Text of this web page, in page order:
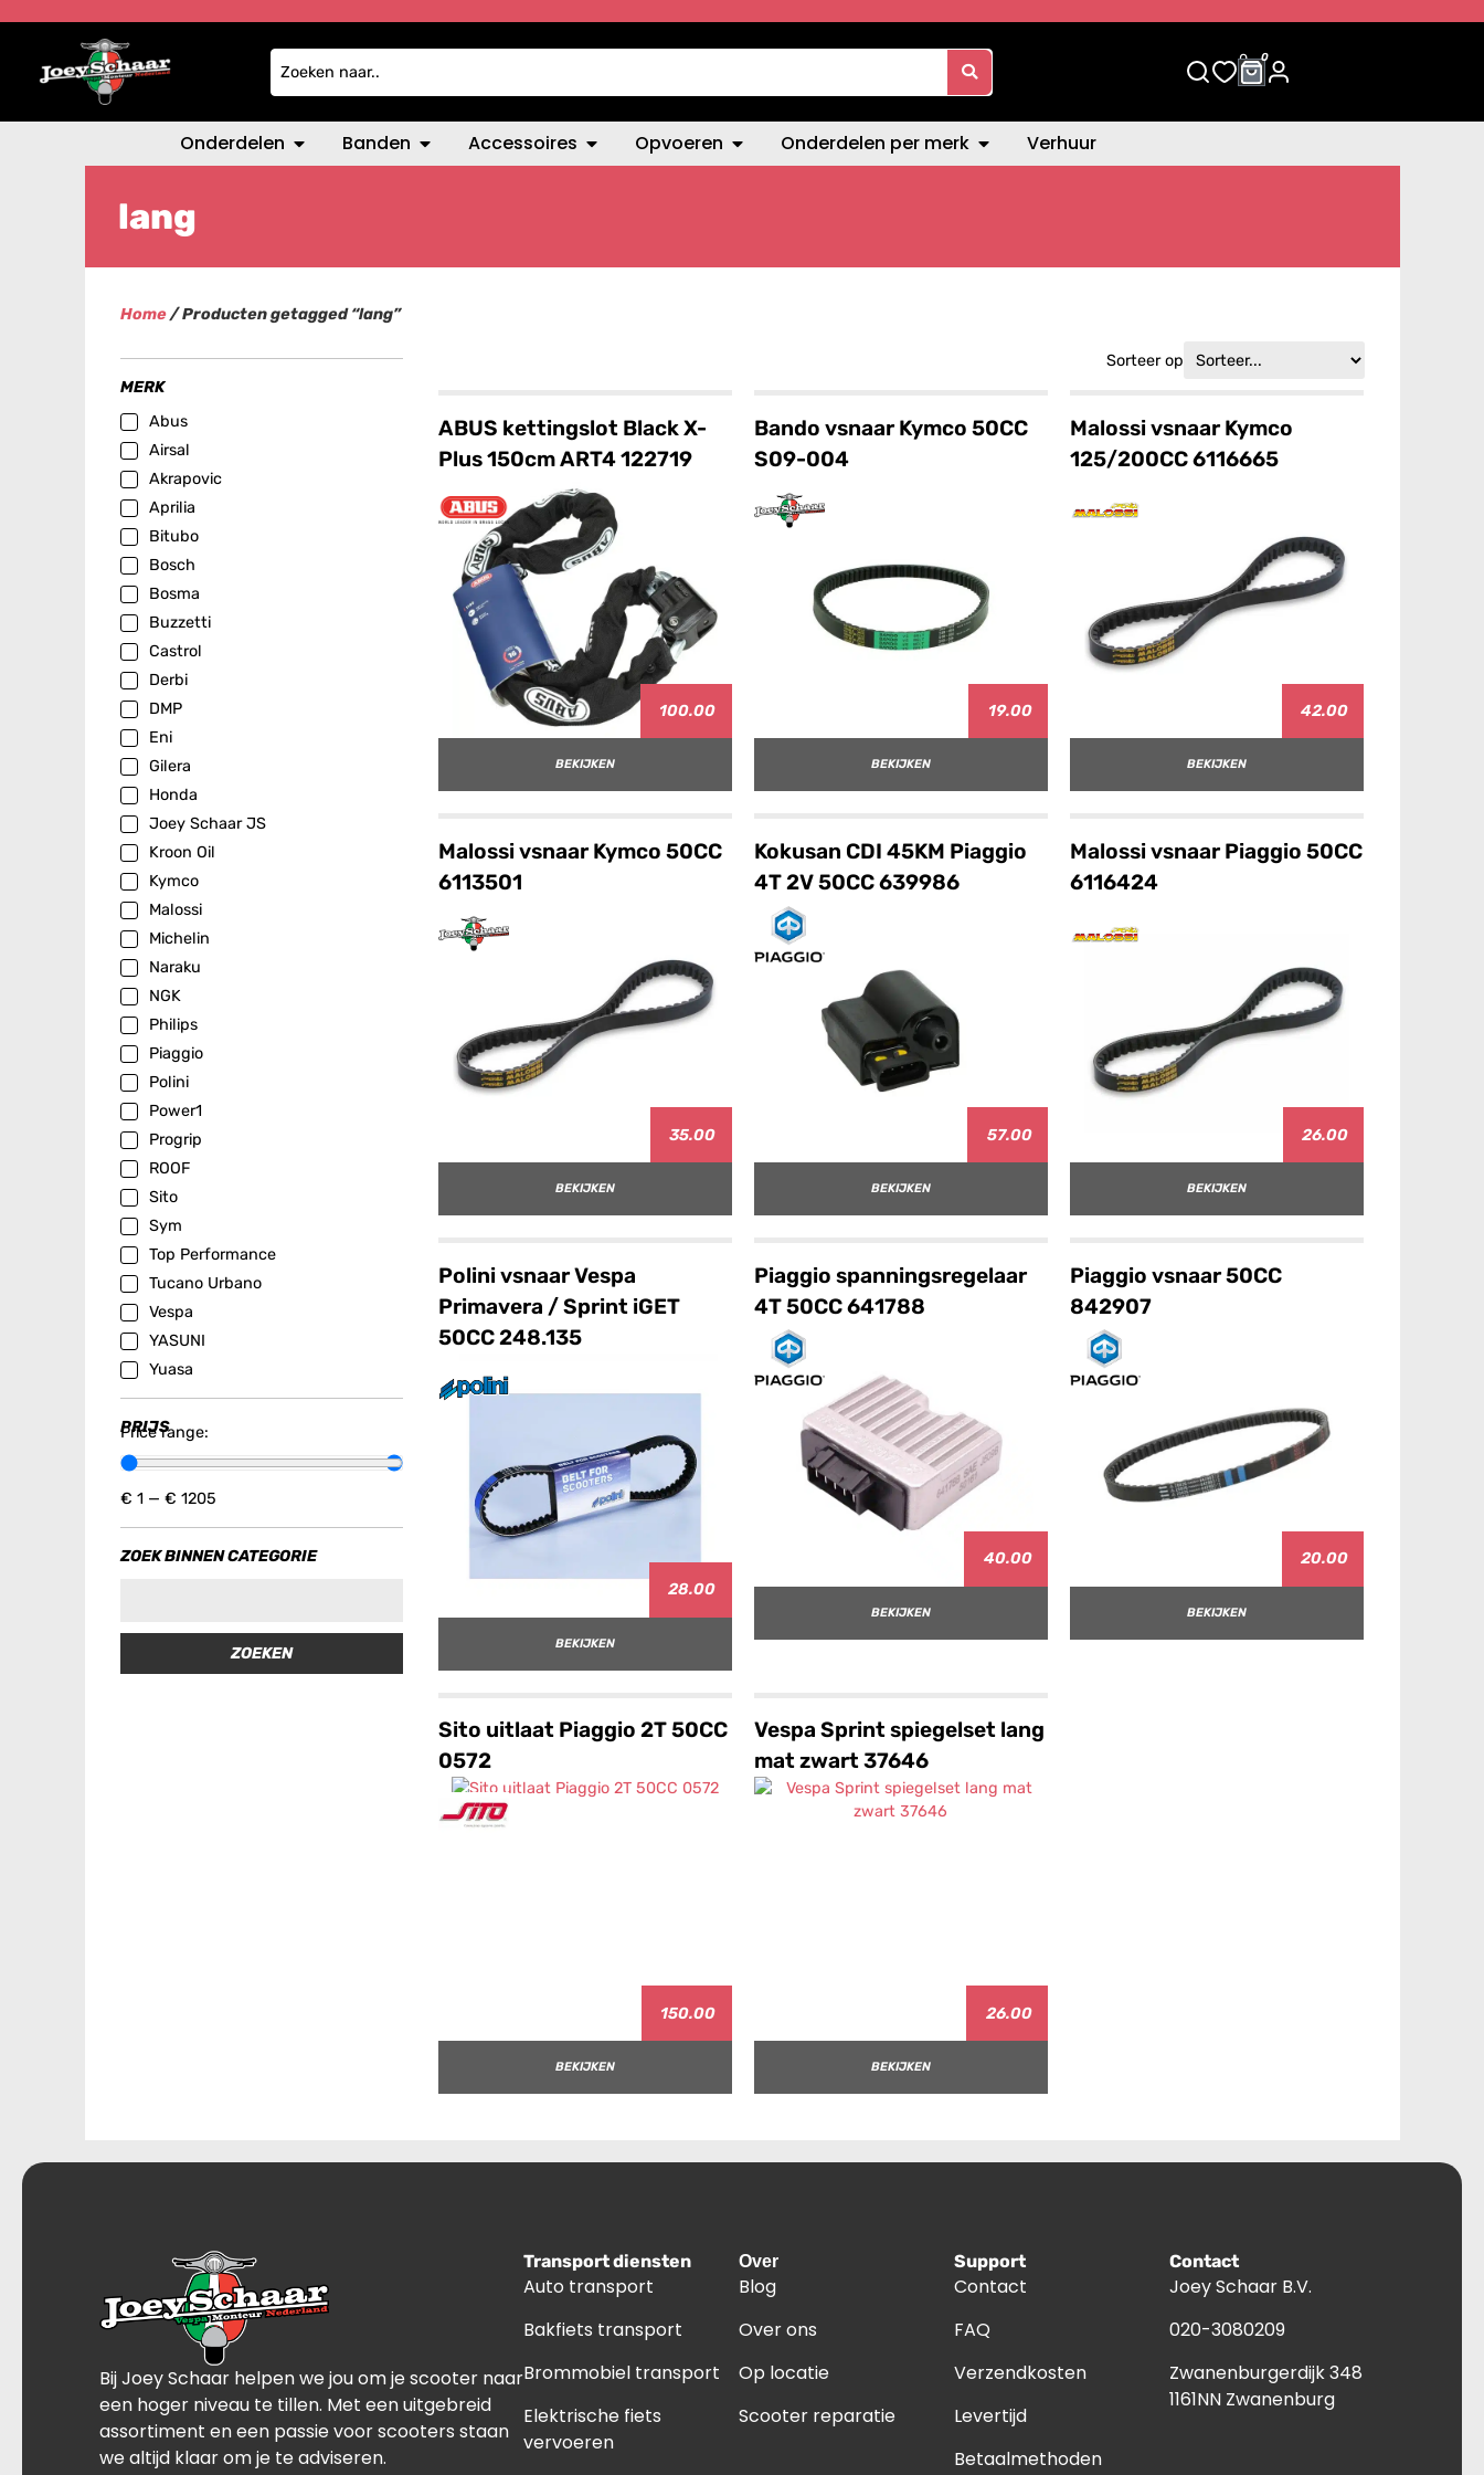
0 0
Onderdelen Banden Accessoires Opvoeren Onderdelen per merk Verhuur
lang
Home/ Producten getagged “lang”
MERK
Abus
Airsal
Akrapovic
Aprilia
Bitubo
Bosch
Bosma
Buzzetti
Castrol
Derbi
DMP
Eni
Gilera
Honda
Joey Schaar JS
Kroon Oil
Kymco
Malossi
Michelin
Naraku
NGK
Philips
Piaggio
Polini
Power1
Progrip
ROOF
Sito
Sym
Top Performance
Tucano Urbano
Vespa
YASUNI
Yuasa
PRIJS
Price range:
€ 1 — € 1205
ZOEK BINNEN CATEGORIE
ZOEKEN
Sorteer op
ABUS kettingslot Black X-
Plus 150cm ART4 122719
100.00
BEKIJKEN
Bando vsnaar Kymco 50CC
S09-004
19.00
BEKIJKEN
Malossi vsnaar Kymco
125/200CC 6116665
42.00
BEKIJKEN
Malossi vsnaar Kymco 50CC
6113501
35.00
BEKIJKEN
Kokusan CDI 45KM Piaggio
4T 2V 50CC 639986
57.00
BEKIJKEN
Malossi vsnaar Piaggio 50CC
6116424
26.00
BEKIJKEN
Polini vsnaar Vespa
Primavera / Sprint iGET
50CC 248.135
28.00
BEKIJKEN
Piaggio spanningsregelaar
4T 50CC 641788
40.00
BEKIJKEN
Piaggio vsnaar 50CC
842907
20.00
BEKIJKEN
Sito uitlaat Piaggio 2T 50CC
0572
150.00
BEKIJKEN
Vespa Sprint spiegelset lang
mat zwart 37646
26.00
BEKIJKEN
Bij Joey Schaar helpen we jou om je scooter naar
een hoger niveau te tillen. Met een uitgebreid
assortiment en een passie voor scooters staan
we altijd klaar om je te adviseren.
Transport diensten
Auto transport
Bakfiets transport
Brommobiel transport
Elektrische fiets
vervoeren
Over
Blog
Over ons
Op locatie
Scooter reparatie
Support
Contact
FAQ
Verzendkosten
Levertijd
Betaalmethoden
Contact
Joey Schaar B.V.
020-3080209
Zwanenburgerdijk 348
1161NN Zwanenburg